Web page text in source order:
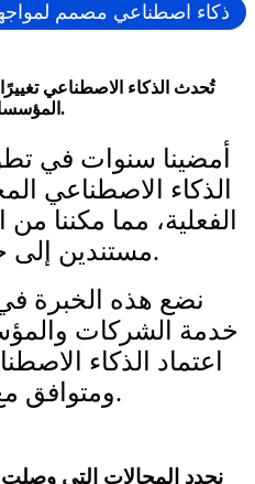
ذكاء اصطناعي مصمم
تُحدث الذكاء الاصطناعي
المؤسسات، وتتخذ قراراتها، وتخلق القيمة.
الذكاء الاصطناعي
الفعلية، مما مكننا
مستندين إلى خبرة مثبتة ونضج تقني.
خدمة الشركات
اعتماد الذكاء
ومتوافق مع أهدافها الاستراتيجية.
نحدد المجالات التي وصلت